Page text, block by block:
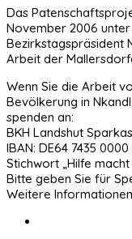
Das
November 2006
Bezirkstagspräsident
Arbeit der
Wenn Sie die Arbeit
Bevölkerung in
spenden an:
BKH Landshut
IBAN: DE64 7435
Stichwort „Hilfe macht
Bitte geben Sie für
Weitere